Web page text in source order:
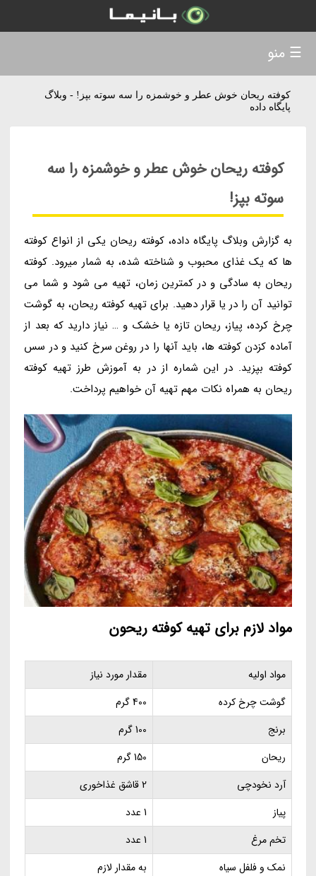
کوفته ریحان خوش عطر و خوشمزه را سه سوته بپز! - وبلاگ
پایگاه داده
کوفته ریحان خوش عطر و خوشمزه را سه
سوته بپز!
به گزارش وبلاگ پایگاه داده، کوفته ریحان یکی از انواع کوفته
ها که یک غذای محبوب و شناخته شده، به شمار میرود. کوفته
ریحان به سادگی و در کمترین زمان، تهیه می شود و شما می
توانید آن را در یا قرار دهید. برای تهیه کوفته ریحان، به گوشت
چرخ کرده، پیاز، ریحان تازه یا خشک و … نیاز دارید که بعد از
آماده کزدن کوفته ها، باید آنها را در روغن سرخ کنید و در سس
کوفته بپزید. در این شماره از در به آموزش طرز تهیه کوفته
ریحان به همراه نکات مهم تهیه آن خواهیم پرداخت.
مواد لازم برای تهیه کوفته ریحون
مواد اولیه
مقدار مورد نیاز
گوشت چرخ کرده
400 گرم
برنج
100 گرم
ریحان
150 گرم
آرد نخودچی
2 قاشق غذاخوری
پیاز
1 عدد
تخم مرغ
1 عدد
نمک و فلفل سیاه
به مقدار لازم
☰ منو